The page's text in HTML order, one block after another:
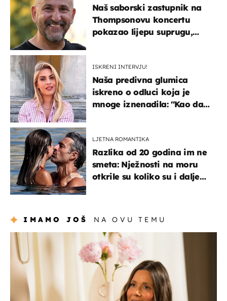
Naš saborski zastupnik na
Thompsonovu koncertu
pokazao lijepu suprugu,
ISKRENI INTERVJU!
Naša predivna glumica
iskreno o odluci koja je
mnoge iznenadila: ''Kao da
LJETNA ROMANTIKA
Razlika od 20 godina im ne
smeta: Nježnosti na moru
otkrile su koliko su i dalje
IMAMO JOŠ NA OVU TEMU
moda & ljepota